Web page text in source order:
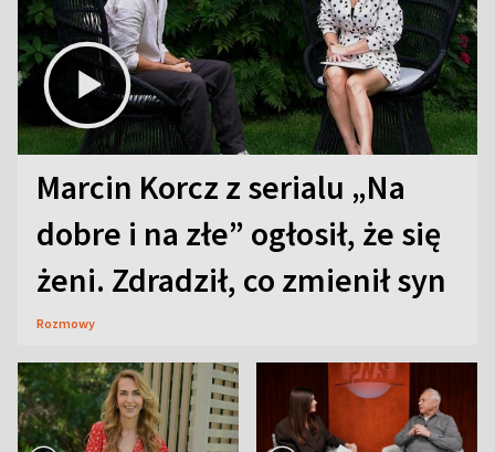
Marcin Korcz z serialu „Na
dobre i na złe” ogłosił, że się
żeni. Zdradził, co zmienił syn
Rozmowy